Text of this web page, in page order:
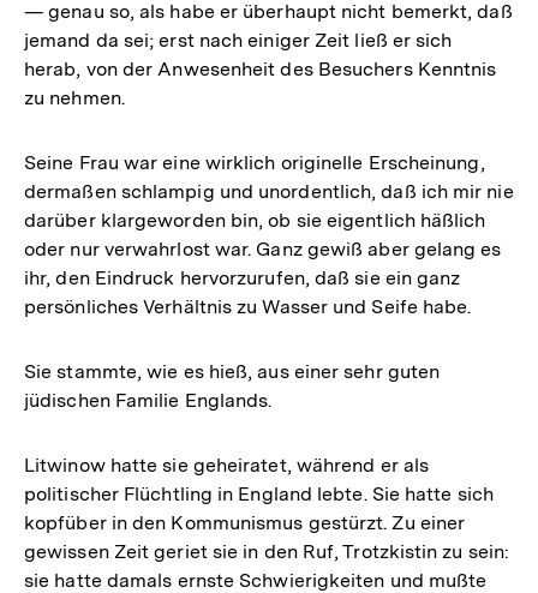
— genau so, als habe er überhaupt nicht bemerkt, daß
jemand da sei; erst nach einiger Zeit ließ er sich
herab, von der Anwesenheit des Besuchers Kenntnis
zu nehmen.
Seine Frau war eine wirklich originelle Erscheinung,
dermaßen schlampig und unordentlich, daß ich mir nie
darüber klargeworden bin, ob sie eigentlich häßlich
oder nur verwahrlost war. Ganz gewiß aber gelang es
ihr, den Eindruck hervorzurufen, daß sie ein ganz
persönliches Verhältnis zu Wasser und Seife habe.
Sie stammte, wie es hieß, aus einer sehr guten
jüdischen Familie Englands.
Litwinow hatte sie geheiratet, während er als
politischer Flüchtling in England lebte. Sie hatte sich
kopfüber in den Kommunismus gestürzt. Zu einer
gewissen Zeit geriet sie in den Ruf, Trotzkistin zu sein:
sie hatte damals ernste Schwierigkeiten und mußte